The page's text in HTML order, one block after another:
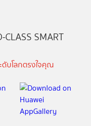
CLASS SMART
บโลกตรงใจคุณ